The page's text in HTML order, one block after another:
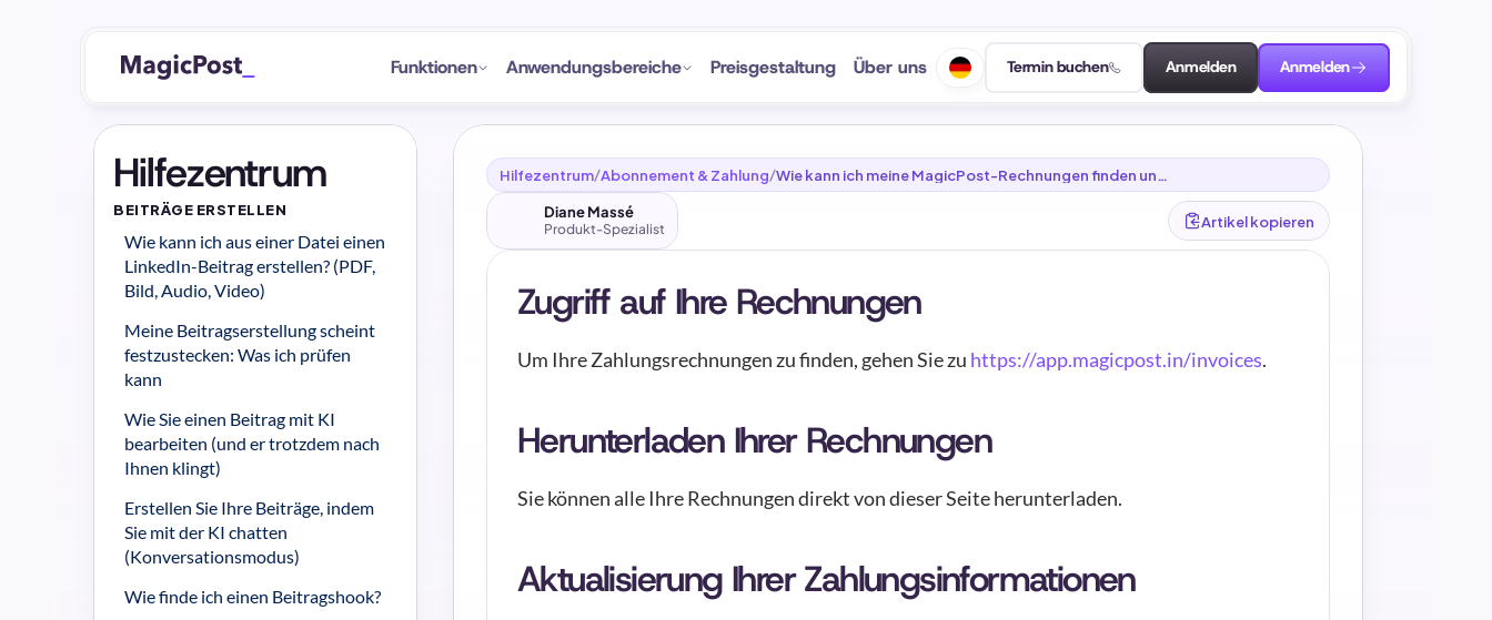
Funktionen Anwendungsbereiche Preisgestaltung Über uns Termin buchen Anmelden Anmelden
Hilfezentrum
BEITRÄGE ERSTELLEN
Wie kann ich aus einer Datei einen
LinkedIn-Beitrag erstellen? (PDF,
Bild, Audio, Video)
Meine Beitragserstellung scheint
festzustecken: Was ich prüfen
kann
Wie Sie einen Beitrag mit KI
bearbeiten (und er trotzdem nach
Ihnen klingt)
Erstellen Sie Ihre Beiträge, indem
Sie mit der KI chatten
(Konversationsmodus)
Wie finde ich einen Beitragshook?
Hilfezentrum/Abonnement & Zahlung/Wie kann ich meine MagicPost-Rechnungen finden und
herunterladen?
Diane Massé
Produkt-Spezialist Artikel kopieren
Zugriff auf Ihre Rechnungen
Um Ihre Zahlungsrechnungen zu finden, gehen Sie zu https://app.magicpost.in/invoices.
Herunterladen Ihrer Rechnungen
Sie können alle Ihre Rechnungen direkt von dieser Seite herunterladen.
Aktualisierung Ihrer Zahlungsinformationen